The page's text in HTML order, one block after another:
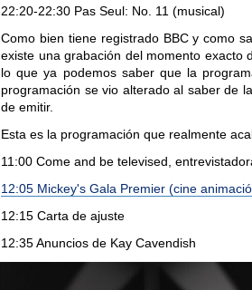
22:20-22:30 Pas Seul: No. 11 (musical)
Como bien tiene registrado BBC y como
existe una grabación del momento exacto
lo que ya podemos saber que la
programación se vio alterado al saber de
de emitir.
Esta es la programación que realmente
11:00 Come and be televised,
12:05 Mickey's Gala Premier (cine
12:15 Carta de ajuste
12:35 Anuncios de Kay Cavendish